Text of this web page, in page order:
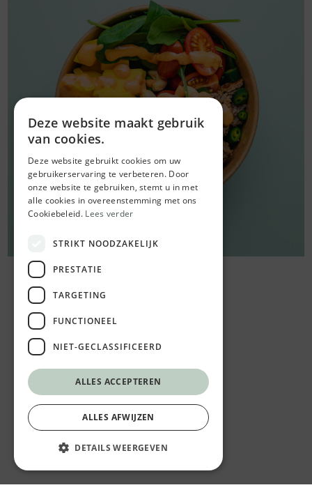
Deze website maakt gebruik
van cookies.
Deze website gebruikt cookies om uw
gebruikerservaring te verbeteren. Door
onze website te gebruiken, stemt u in met
alle cookies in overeenstemming met ons
Cookiebeleid. Lees verder
STRIKT NOODZAKELIJK
PRESTATIE
TARGETING
FUNCTIONEEL
NIET-GECLASSIFICEERD
ALLES ACCEPTEREN
ALLES AFWIJZEN
DETAILS WEERGEVEN